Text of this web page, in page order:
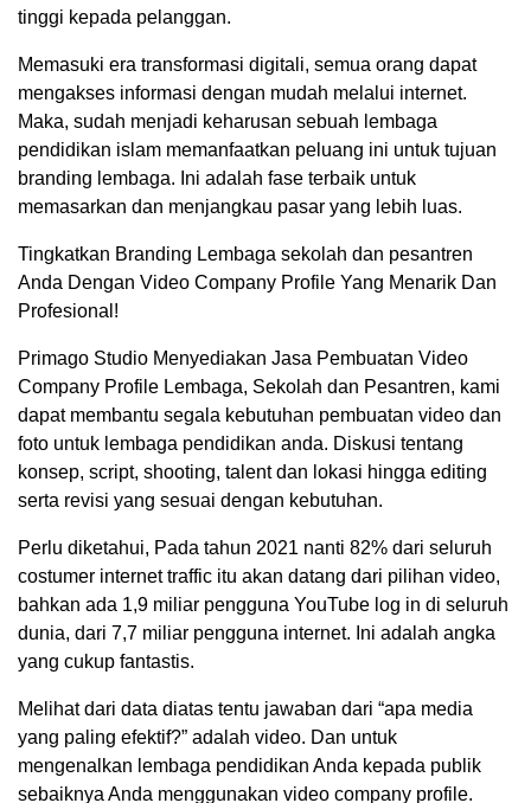
00:00
tinggi kepada pelanggan.
Memasuki era transformasi digitali, semua orang dapat
mengakses informasi dengan mudah melalui internet.
Maka, sudah menjadi keharusan sebuah lembaga
pendidikan islam memanfaatkan peluang ini untuk tujuan
branding lembaga. Ini adalah fase terbaik untuk
memasarkan dan menjangkau pasar yang lebih luas.
Tingkatkan Branding Lembaga sekolah dan pesantren
Anda Dengan Video Company Profile Yang Menarik Dan
Profesional!
Primago Studio Menyediakan Jasa Pembuatan Video
Company Profile Lembaga, Sekolah dan Pesantren, kami
dapat membantu segala kebutuhan pembuatan video dan
foto untuk lembaga pendidikan anda. Diskusi tentang
konsep, script, shooting, talent dan lokasi hingga editing
serta revisi yang sesuai dengan kebutuhan.
Perlu diketahui, Pada tahun 2021 nanti 82% dari seluruh
costumer internet traffic itu akan datang dari pilihan video,
bahkan ada 1,9 miliar pengguna YouTube log in di seluruh
dunia, dari 7,7 miliar pengguna internet. Ini adalah angka
yang cukup fantastis.
Melihat dari data diatas tentu jawaban dari “apa media
yang paling efektif?” adalah video. Dan untuk
mengenalkan lembaga pendidikan Anda kepada publik
sebaiknya Anda menggunakan video company profile.